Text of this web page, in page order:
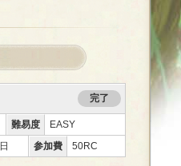
完了
難易度
EASY
参加費 50RC